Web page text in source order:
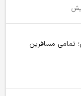
تمامی مسافرین